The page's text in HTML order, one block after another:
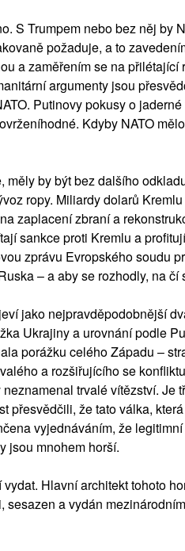
S Trumpem nebo bez něj by
požaduje, a to
a zaměřením se na přilétající
argumenty jsou
Putinovy pokusy o
Kdyby NATO
měly by být bez dalšího
ropy. Miliardy dolarů
zaplacení zbraní a
sankce proti Kremlu a
zprávu Evropského soudu
– a aby se rozhodly, na čí
jako nejpravděpodobnější
Ukrajiny a urovnání podle
porážku celého Západu –
a rozšiřujícího se
trvalé vítězství. Je
přesvědčili, že tato válka,
vyjednáváním, že
jsou mnohem horší.
Hlavní architekt tohoto
sesazen a vydán